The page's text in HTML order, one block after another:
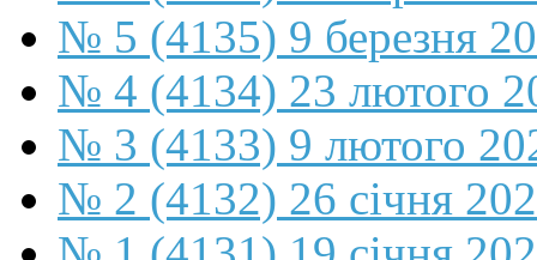
№ 5 (4135) 9 березня
№ 4 (4134) 23 лютого
№ 3 (4133) 9 лютого
№ 2 (4132) 26 січня